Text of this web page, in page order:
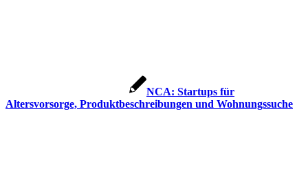
NCA: Startups für
Altersvorsorge, Produktbeschreibungen und Wohnungssuche